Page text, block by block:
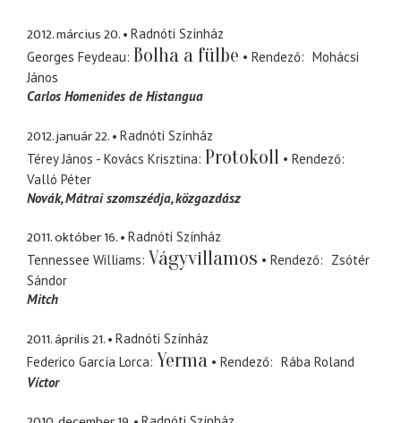
2012. március 20.
Radnóti Színház
Georges Feydeau Bolha a fülbe Rendező
Mohácsi
János
Carlos Homenides de Histangua
2012. január 22.
Radnóti Színház
Térey János - Kovács Krisztina Protokoll
Rendező
Valló Péter
Novák Mátrai szomszédja, közgazdász
2011. október 16.
Radnóti Színház
Tennessee Williams Vágyvillamos Rendező
Zsótér
Sándor
Mitch
2011. április 21.
Radnóti Színház
Federico García Lorca Yerma Rendező
Rába Roland
Víctor